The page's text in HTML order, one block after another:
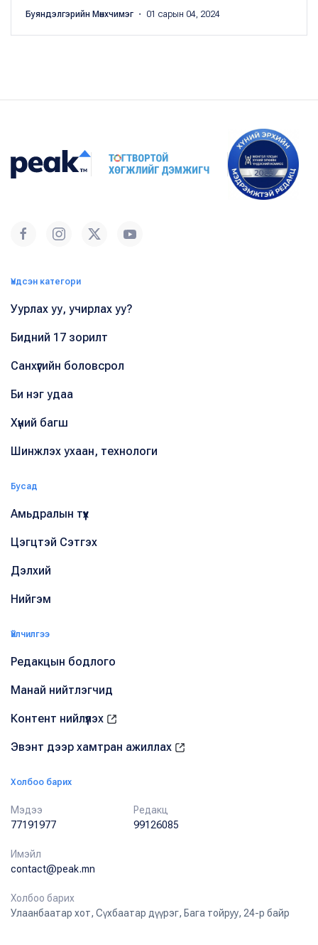
Буяндэлгэрийн Мөнхчимэг ・ 01 сарын 04, 2024
Үндсэн категори
Уурлах уу, учирлах уу?
Бидний 17 зорилт
Санхүүгийн боловсрол
Би нэг удаа
Хүний багш
Шинжлэх ухаан, технологи
Бусад
Амьдралын түүх
Цэгцтэй Сэтгэх
Дэлхий
Нийгэм
Үйлчилгээ
Редакцын бодлого
Манай нийтлэгчид
Контент нийлүүлэх
Эвэнт дээр хамтран ажиллах
Холбоо барих
Мэдээ
77191977
Редакц
99126085
Имэйл
contact@peak.mn
Холбоо барих
Улаанбаатар хот, Сүхбаатар дүүрэг, Бага тойруу, 24-р байр